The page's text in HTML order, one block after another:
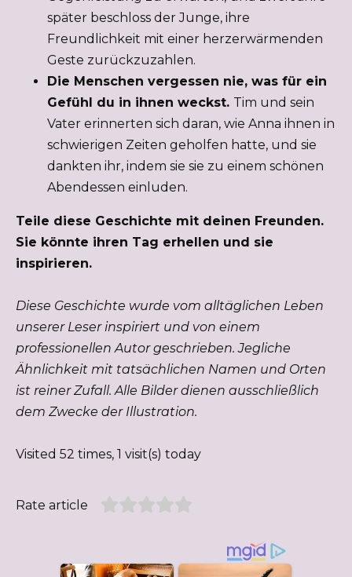
später beschloss der Junge, ihre
Freundlichkeit mit einer herzerwärmenden
Geste zurückzuzahlen.
Die Menschen vergessen nie, was für ein
Gefühl du in ihnen weckst. Tim und sein
Vater erinnerten sich daran, wie Anna ihnen in
schwierigen Zeiten geholfen hatte, und sie
dankten ihr, indem sie sie zu einem schönen
Abendessen einluden.
Teile diese Geschichte mit deinen Freunden.
Sie könnte ihren Tag erhellen und sie
inspirieren.
Diese Geschichte wurde vom alltäglichen Leben
unserer Leser inspiriert und von einem
professionellen Autor geschrieben. Jegliche
Ähnlichkeit mit tatsächlichen Namen und Orten
ist reiner Zufall. Alle Bilder dienen ausschließlich
dem Zwecke der Illustration.
Visited 52 times, 1 visit(s) today
Rate article